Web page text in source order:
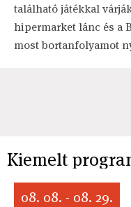
található játékkal
hipermarket lánc és a
most bortanfolyamot
Kiemelt
08. 08. - 08. 29.